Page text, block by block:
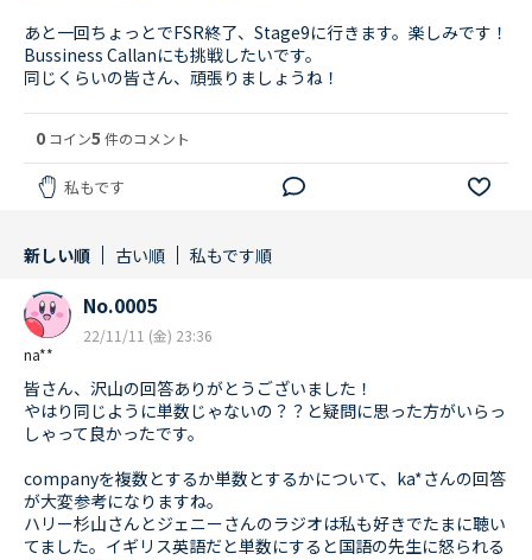
あと一回ちょっとでFSR終了、Stage9に行きます。楽しみです！
Bussiness Callanにも挑戦したいです。
同じくらいの皆さん、頑張りましょうね！
0 コイン5 件のコメント
私もです
新しい順 古い順 私もです順
na**
No.0005
22/11/11 (金) 23:36
皆さん、沢山の回答ありがとうございました！
やはり同じように単数じゃないの？？と疑問に思った方がいらっ
しゃって良かったです。
companyを複数とするか単数とするかについて、ka*さんの回答
が大変参考になりますね。
ハリー杉山さんとジェニーさんのラジオは私も好きでたまに聴い
てました。イギリス英語だと単数にすると国語の先生に怒られる